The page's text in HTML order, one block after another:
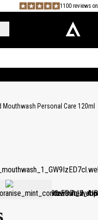
1100 reviews on
Personal Care 120ml